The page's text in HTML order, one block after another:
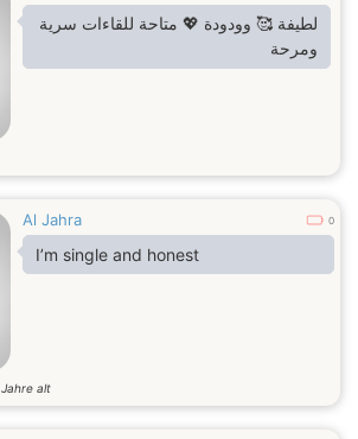
لطيفة 🥰 وودودة 💖 متاحة للقاءات سرية
ومرحة
Al Jahra 0
I’m single and honest
Jahre alt